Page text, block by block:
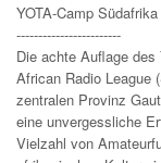
YOTA-Camp
------------------------
Die achte Auflage
African Radio League
zentralen Provinz
eine unvergessliche
Vielzahl von